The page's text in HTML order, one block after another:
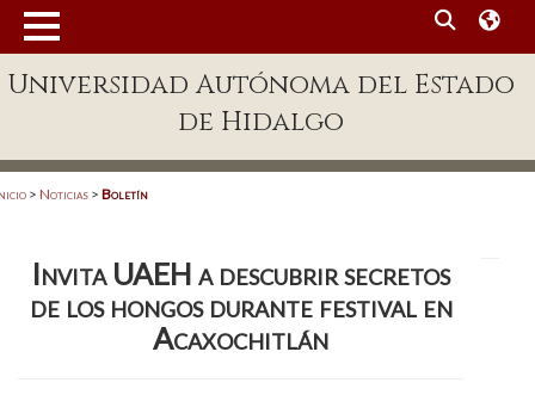
Enlaces
Patronato
Universidad Autónoma del Estado
de Hidalgo
> Noticias > Boletín
Invita UAEH a descubrir secretos
de los hongos durante festival en
Acaxochitlán